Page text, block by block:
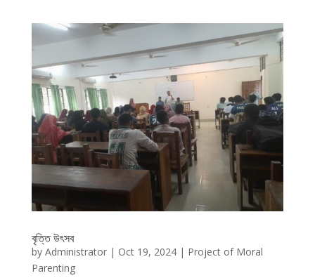
বৃত্তি উৎসব
by Administrator| Oct 19, 2024| Project of Moral
Parenting